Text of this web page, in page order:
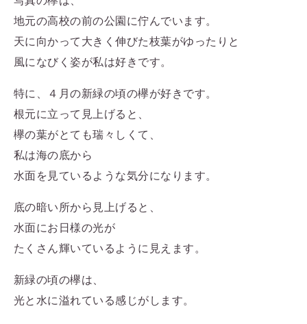
地元の高校の前の公園に佇んでいます。
天に向かって大きく伸びた枝葉がゆったりと
風になびく姿が私は好きです。
特に、４月の新緑の頃の欅が好きです。
根元に立って見上げると、
欅の葉がとても瑞々しくて、
私は海の底から
水面を見ているような気分になります。
底の暗い所から見上げると、
水面にお日様の光が
たくさん輝いているように見えます。
新緑の頃の欅は、
光と水に溢れている感じがします。